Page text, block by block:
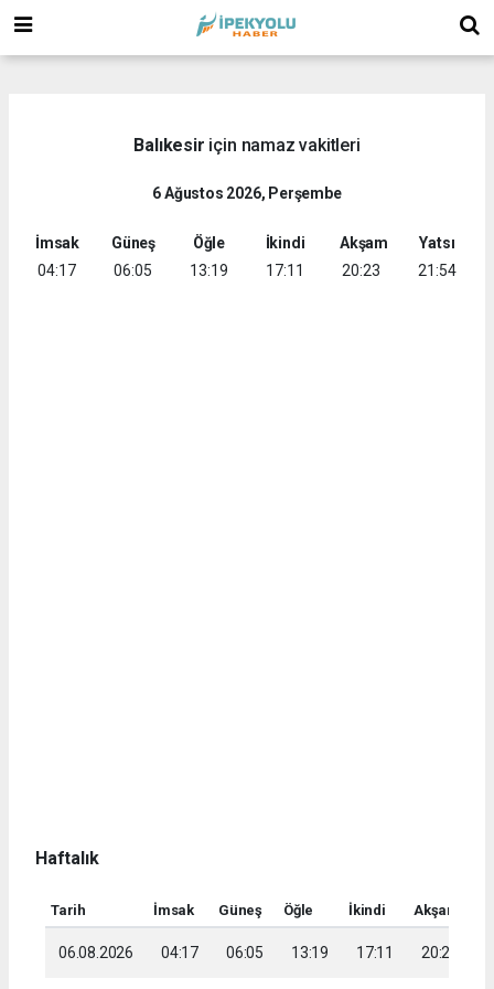
Balıkesir için namaz vakitleri
6 Ağustos 2026, Perşembe
İmsak
04:17
Güneş
06:05
Öğle
13:19
İkindi
17:11
Akşam
20:23
Yatsı
21:54
Haftalık
Tarih İmsak Güneş Öğle İkindi Akşam
06.08.2026 04:17 06:05 13:19 17:11 20:23